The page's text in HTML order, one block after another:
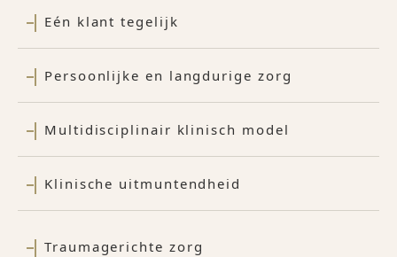
Eén klant tegelijk
Persoonlijke en langdurige zorg
Multidisciplinair klinisch model
Klinische uitmuntendheid
Traumagerichte zorg